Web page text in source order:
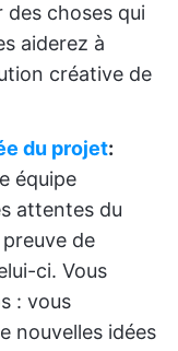
des choses qui
aiderez à
créative de
du projet:
équipe
attentes du
de
ci. Vous
: vous
nouvelles idées